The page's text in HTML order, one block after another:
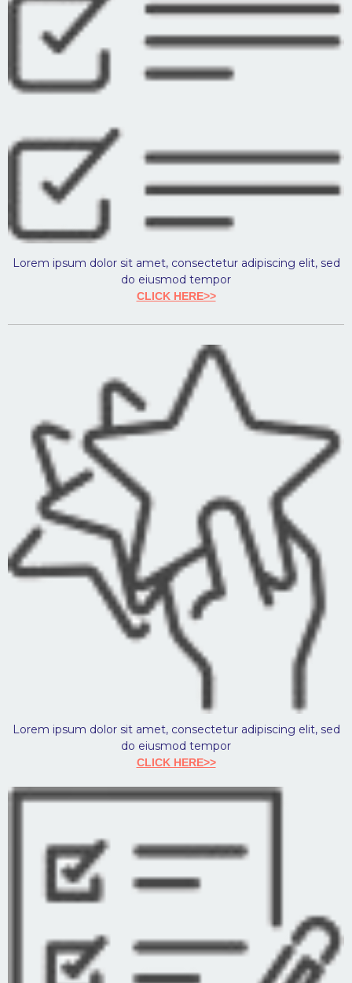
Lorem ipsum dolor sit amet, consectetur adipiscing elit, sed
do eiusmod tempor
CLICK HERE>>
Lorem ipsum dolor sit amet, consectetur adipiscing elit, sed
do eiusmod tempor
CLICK HERE>>